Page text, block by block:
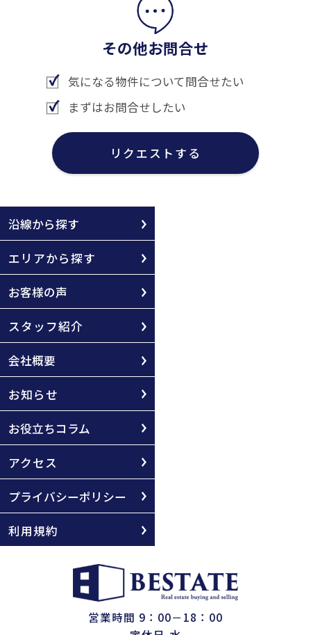
その他お問合せ
気になる物件について問合せたい
まずはお問合せしたい
リクエストする
沿線から探す
エリアから探す
お客様の声
スタッフ紹介
会社概要
お知らせ
お役立ちコラム
アクセス
プライバシーポリシー
利用規約
営業時間 9：00－18：00